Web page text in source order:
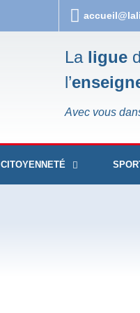
La ligue
l’
Avec vous
CITOYENNETÉ